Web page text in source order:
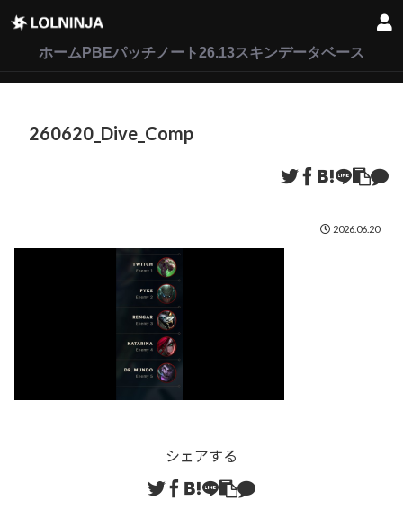
ホーム PBEパッチノート26.13スキンデータベース
260620_Dive_Comp
2026.06.20
シェアする